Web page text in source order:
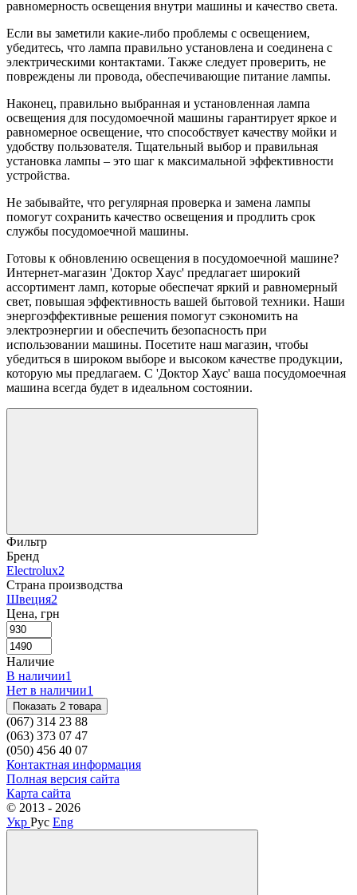
равномерность освещения внутри машины и качество света.
Если вы заметили какие-либо проблемы с освещением,
убедитесь, что лампа правильно установлена ​​и соединена с
электрическими контактами. Также следует проверить, не
повреждены ли провода, обеспечивающие питание лампы.
Наконец, правильно выбранная и установленная лампа
освещения для посудомоечной машины гарантирует яркое и
равномерное освещение, что способствует качеству мойки и
удобству пользователя. Тщательный выбор и правильная
установка лампы – это шаг к максимальной эффективности
устройства.
Не забывайте, что регулярная проверка и замена лампы
помогут сохранить качество освещения и продлить срок
службы посудомоечной машины.
Готовы к обновлению освещения в посудомоечной машине?
Интернет-магазин 'Доктор Хаус' предлагает широкий
ассортимент ламп, которые обеспечат яркий и равномерный
свет, повышая эффективность вашей бытовой техники. Наши
энергоэффективные решения помогут сэкономить на
электроэнергии и обеспечить безопасность при
использовании машины. Посетите наш магазин, чтобы
убедиться в широком выборе и высоком качестве продукции,
которую мы предлагаем. С 'Доктор Хаус' ваша посудомоечная
машина всегда будет в идеальном состоянии.
Фильтр
Бренд
Electrolux2
Страна производства
Швеция2
Цена, грн
Наличие
В наличии1
Нет в наличии1
Показать 2 товара
(067) 314 23 88
(063) 373 07 47
(050) 456 40 07
Контактная информация
Полная версия сайта
Карта сайта
© 2013 - 2026
Укр Рус Eng